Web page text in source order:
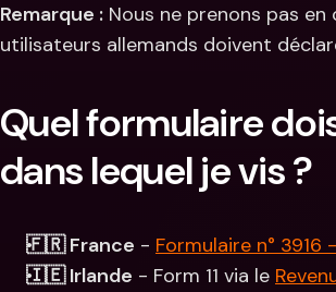
Remarque : Nous ne prenons pas
utilisateurs allemands doivent
Quel formulaire
dans lequel je vis ?
🇫🇷 France - Formulaire n° 3916
🇮🇪 Irlande - Form 11 via le